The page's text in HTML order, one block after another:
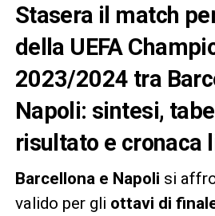
Stasera il match
della UEFA
2023/2024 tra
Napoli: sintesi,
risultato e cronaca
Barcellona e Napoli si
valido per gli ottavi di